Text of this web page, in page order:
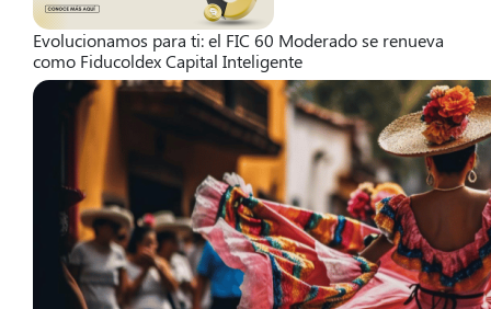
Evolucionamos para ti: el FIC 60 Moderado se renueva
como Fiducoldex Capital Inteligente